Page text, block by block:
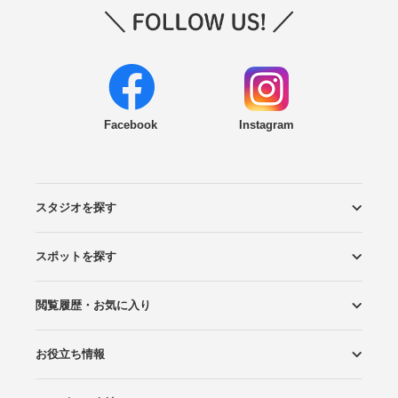
Facebook Instagram
スタジオを探す
エリアから探す
こだわりから探す
NEW PHOTO STYLE
プランから探す
フォトタイプ診断
フォトグラファーから探す
国内リゾートから探す
スポットを探す
ロケーションから探す
スタジオから探す
閲覧履歴・お気に入り
閲覧スタジオ
お気に入り
お役立ち情報